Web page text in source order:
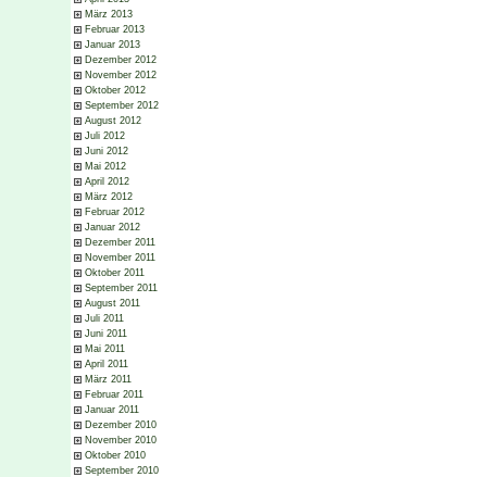
März 2013
Februar 2013
Januar 2013
Dezember 2012
November 2012
Oktober 2012
September 2012
August 2012
Juli 2012
Juni 2012
Mai 2012
April 2012
März 2012
Februar 2012
Januar 2012
Dezember 2011
November 2011
Oktober 2011
September 2011
August 2011
Juli 2011
Juni 2011
Mai 2011
April 2011
März 2011
Februar 2011
Januar 2011
Dezember 2010
November 2010
Oktober 2010
September 2010